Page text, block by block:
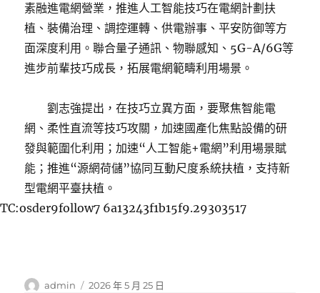
素融進電網營業，推進人工智能技巧在電網計劃扶
植、裝備治理、調控運轉、供電辦事、平安防御等方
面深度利用。聯合量子通訊、物聯感知、5G-A/6G等
進步前輩技巧成長，拓展電網範疇利用場景。
劉志強提出，在技巧立異方面，要聚焦智能電
網、柔性直流等技巧攻關，加速國產化焦點設備的研
發與範圍化利用；加速“人工智能+電網”利用場景賦
能；推進“源網荷儲”協同互動尺度系統扶植，支持新
型電網平臺扶植。
TC:osder9follow7 6a13243f1b15f9.29303517
作
admin
發
2026 年 5 月 25 日